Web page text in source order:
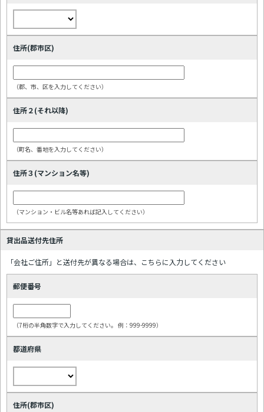
住所(郡市区)
（郡、市、区を入力してください）
住所２(それ以降)
（町名、番地を入力してください）
住所３(マンション名等)
（マンション・ビル名等あれば記入してください）
貸出品送付先住所
「会社ご住所」と送付先が異なる場合は、こちらに入力してください
郵便番号
（7桁の半角数字で入力してください。 例：999-9999）
都道府県
住所(郡市区)